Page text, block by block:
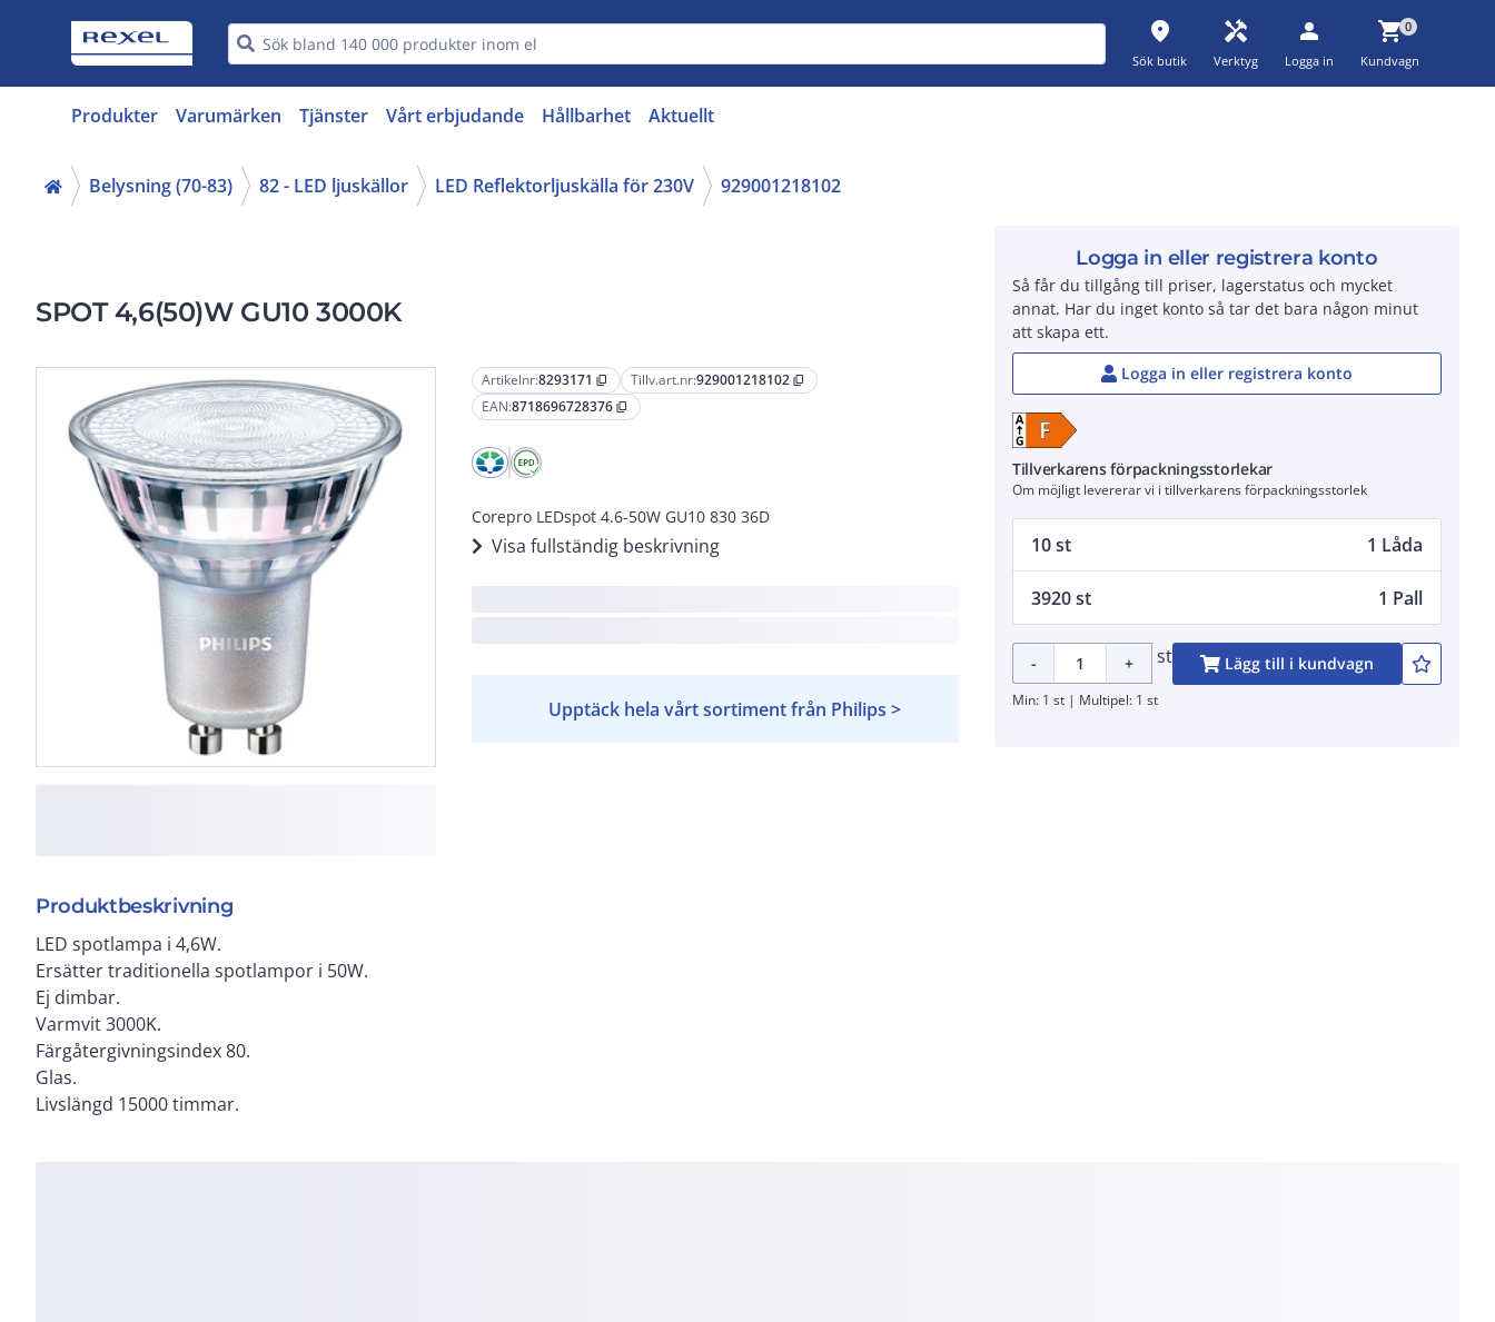
place
Sök butik
handyman
Verktyg
person
Logga in
shopping_cart0
Kundvagn
Produkter Varumärken Tjänster Vårt erbjudande Hållbarhet Aktuellt
Belysning (70-83) 82 - LED ljuskällor LED Reflektorljuskälla för 230V 929001218102
SPOT 4,6(50)W GU10 3000K
Artikelnr:8293171 content_copy Tillv.art.nr:929001218102 content_copy
EAN:8718696728376 content_copy
Corepro LEDspot 4.6-50W GU10 830 36D
Visa fullständig beskrivning
Upptäck hela vårt sortiment från Philips >
Produktbeskrivning
LED spotlampa i 4,6W.
Ersätter traditionella spotlampor i 50W.
Ej dimbar.
Varmvit 3000K.
Färgåtergivningsindex 80.
Glas.
Livslängd 15000 timmar.
Logga in eller registrera konto
Så får du tillgång till priser, lagerstatus och mycket
annat. Har du inget konto så tar det bara någon minut
att skapa ett.
Logga in eller registrera konto
Tillverkarens förpackningsstorlekar
Om möjligt levererar vi i tillverkarens förpackningsstorlek
10 st 1 Låda
3920 st 1 Pall
- + st Lägg till i kundvagn
Min: 1 st | Multipel: 1 st